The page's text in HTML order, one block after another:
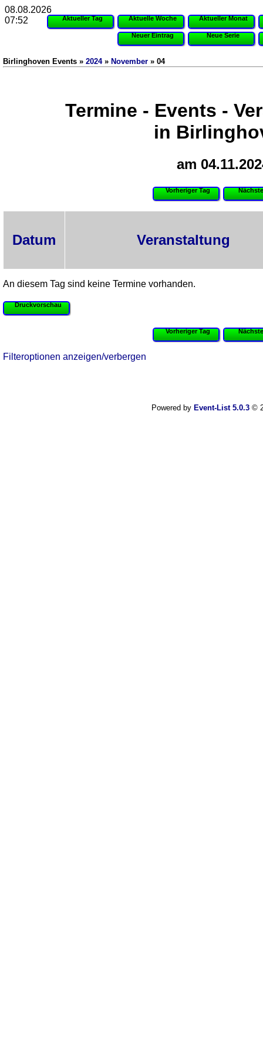
Aktueller Tag Aktuelle Woche Aktueller Monat
Neuer Eintrag Neue Serie
Birlinghoven Events » 2024» November » 04
Termine - Events -
in
am
Vorheriger Tag
Datum Veranstaltung
An diesem Tag sind keine Termine vorhanden.
Druckvorschau
Vorheriger Tag
Filteroptionen anzeigen/verbergen
Powered by Event-List 5.0.3©
08.08.2026
07:52